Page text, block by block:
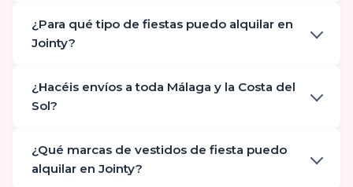
¿Para qué tipo de fiestas puedo alquilar en
Jointy?
¿Hacéis envíos a toda Málaga y la Costa del
Sol?
¿Qué marcas de vestidos de fiesta puedo
alquilar en Jointy?